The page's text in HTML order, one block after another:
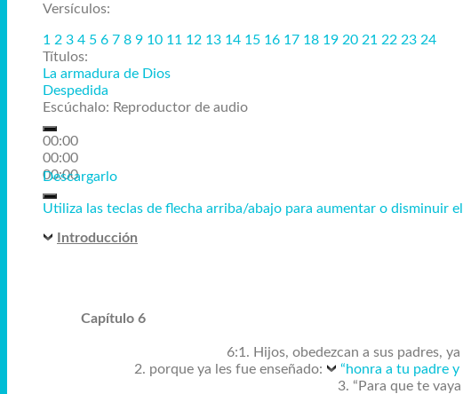
Versículos:
1 2 3 4 5 6 7 8 9 10 11 12 13 14 15 16 17 18 19 20 21 22 23 24
Títulos:
La armadura de Dios
Despedida
Escúchalo: Reproductor de audio
00:00
00:00
00:00
Utiliza las teclas de flecha arriba/abajo para aumentar o disminuir
Descargarlo
Introducción
Capítulo 6
6:1. Hijos, obedezcan a sus padres,
2. porque ya les fue enseñado:
“honra a tu padre y
3. “Para que te